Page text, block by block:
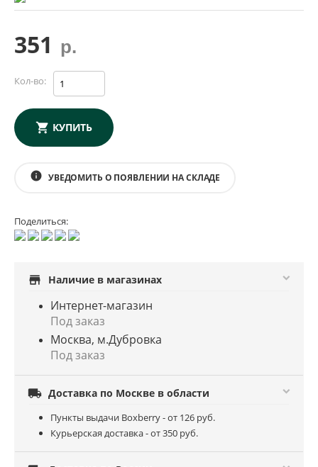
351 р.
Кол-во:
КУПИТЬ
info УВЕДОМИТЬ О ПОЯВЛЕНИИ НА СКЛАДЕ
Поделиться:
store Наличие в магазинах
Интернет-магазин
Под заказ
Москва, м.Дубровка
Под заказ
 Доставка по Москве в области
Пункты выдачи Boxberry - от 126 руб.
Курьерская доставка - от 350 руб.